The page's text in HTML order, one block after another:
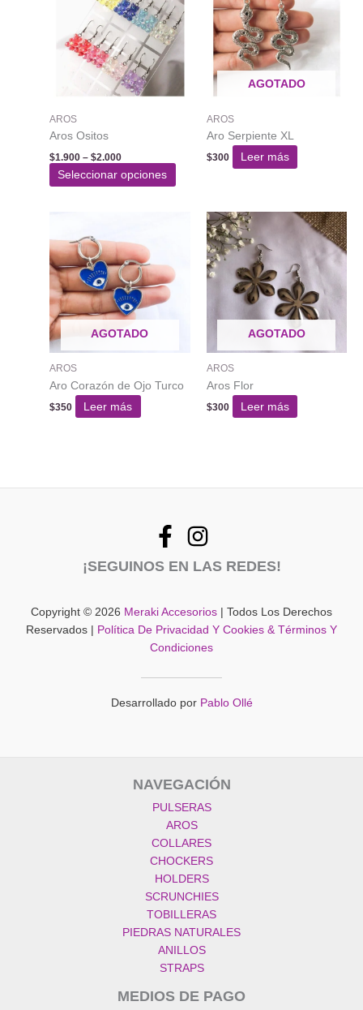
AROS
Aros Ositos
$1.900 – $2.000Rango
precios:
Seleccionar opciones
variantes.
opciones
página
AGOTADO
AROS
Aro Serpiente XL
$300 Leer más
AGOTADO
AROS
Aro Corazón de Ojo Turco
$350 Leer más
AGOTADO
AROS
Aros Flor
$300 Leer más
¡SEGUINOS EN LAS REDES!
Copyright © 2026 Meraki Accesorios | Todos Los Derechos
Reservados |
Política De Privacidad Y Cookies & Términos Y
Condiciones
Desarrollado por Pablo Ollé
NAVEGACIÓN
PULSERAS
AROS
COLLARES
CHOCKERS
HOLDERS
SCRUNCHIES
TOBILLERAS
PIEDRAS NATURALES
ANILLOS
STRAPS
MEDIOS DE PAGO